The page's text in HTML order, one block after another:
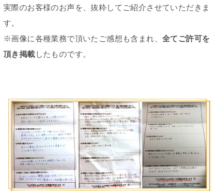
実際のお客様のお声を、抜粋してご紹介させていただきま
す。
※画像に各種業務で頂いたご感想も含まれ、 全てご許可を
頂き掲載 したものです。